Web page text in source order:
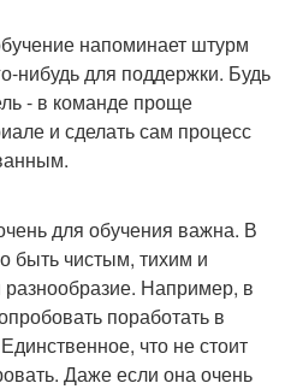
напоминает штурм
нибудь для поддержки. Будь
- в команде проще
и сделать сам процесс
для обучения важна. В
быть чистым, тихим и
Например, в
поработать в
что не стоит
Даже если она очень